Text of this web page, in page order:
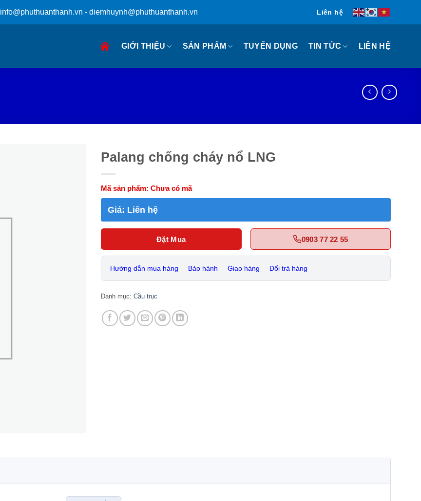
info@phuthuanthanh.vn - diemhuynh@phuthuanthanh.vn Liên hệ
GIỚI THIỆU SẢN PHẨM TUYỂN DỤNG TIN TỨC LIÊN HỆ
Palang chống cháy nổ LNG
Mã sản phẩm: Chưa có mã
Giá: Liên hệ
Đặt Mua 0903 77 22 55
Hướng dẫn mua hàng Bảo hành Giao hàng Đổi trả hàng
Danh mục: Cầu trục